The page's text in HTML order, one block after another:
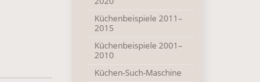
Küchenbeispiele 2011–
2015
Küchenbeispiele 2001–
2010
Küchen-Such-Maschine